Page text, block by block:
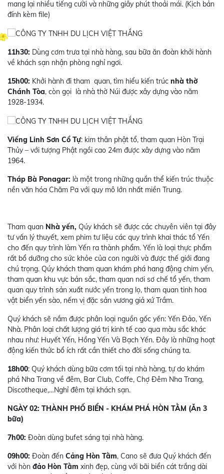
mang lại nhiều tiếng cười và những giây phút thoải mái. (Kịch bản
đính kèm file)
11h30: Dùng cơm trưa tại nhà hàng, sau bữa ăn đoàn khởi hành
về khách sạn nhận phòng nghỉ ngơi.
15h00: Khởi hành đi tham quan, tìm hiểu kiến trúc nhà thờ
Chánh Tòa, còn gọi là nhà thờ Núi được xây dựng vào năm
1928-1934.
Viếng Linh Sơn Cổ Tự: kim thân phật tổ, tham quan Hòn Trại
Thủy – với tượng Phật ngồi cao 24m được xây dựng vào năm
1964.
Tháp Bà Ponagar: là một trong những quần thể kiến trúc thuộc
nền văn hóa Chăm Pa với quy mô lớn nhất miền Trung.
Tham quan Nhà yến, Qúy khách sẽ được các chuyên viên tại đây
tư vấn lý thuyết, xem phim tư liệu các quy trình khai thác tổ Yến
cho đến quy trình làm Yến ra thành phẩm. Yến là loại thực phẩm
rất bổ dưỡng cho sức khỏe của con người và được thế giới đang
chú trọng. Qúy khách tham quan khám phá hang động chim yến,
tham quan khu vực bản sắc, tham quan nơi sơ chế tổ yến, tham
quan quy trình sản xuất nước yến trong lọ, tham quan tinh hoa
vật biển yến sào, nếm vị đặc sản vương giả xứ Trầm.
Quý khách sẽ nắm được phân loại nguồn gốc yến: Yến Đảo, Yến
Nhà. Phân loại chất lượng giá trị kinh tế cao qua màu sắc khác
nhau như: Huyết Yến, Hồng Yến Và Bạch Yến. Đây là những hoạt
động kiến thức bổ ích rất cần thiết cho đời sống chúng ta.
18h00: Quý khách dùng bữa cơm tối tại nhà hàng, tự do khám
phá Nha Trang về đêm, Bar Club, Coffe, Chợ Đêm Nha Trang,
Discotheque,…Nghỉ đêm tại khách sạn.
NGÀY 02: THÀNH PHỐ BIỂN - KHÁM PHÁ HÒN TẰM (Ăn 3
bữa)
7h00: Đoàn dùng bufet sáng tại nhà hàng.
09h00: Đoàn đến Cảng Hòn Tằm, Cano sẽ đưa Quý khách đến
với hòn đảo Hòn Tằm xinh đẹp, cùng với bãi biển cát trắng dài